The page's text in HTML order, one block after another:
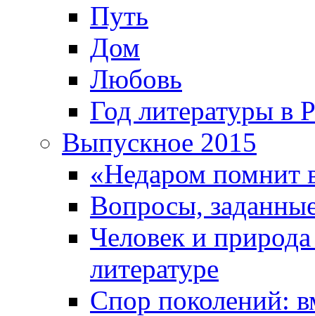
Путь
Дом
Любовь
Год литературы в
Выпускное 2015
«Недаром помнит
Вопросы,
Человек и
литературе
Спор поколений: